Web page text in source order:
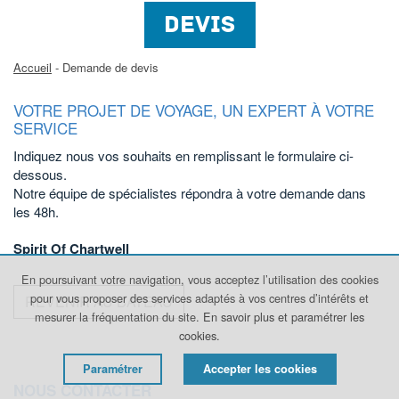
DEVIS
Accueil - Demande de devis
VOTRE PROJET DE VOYAGE, UN EXPERT À VOTRE
SERVICE
Indiquez nous vos souhaits en remplissant le formulaire ci-
dessous.
Notre équipe de spécialistes répondra à votre demande dans
les 48h.
Spirit Of Chartwell
REVENIR AU BATEAU
NOUS CONTACTER
En poursuivant votre navigation, vous acceptez l’utilisation des cookies
pour vous proposer des services adaptés à vos centres d’intérêts et
mesurer la fréquentation du site. En savoir plus et paramétrer les
cookies.
Paramétrer Accepter les cookies